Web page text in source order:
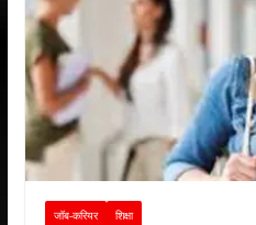
जॉब-करियर शिक्षा